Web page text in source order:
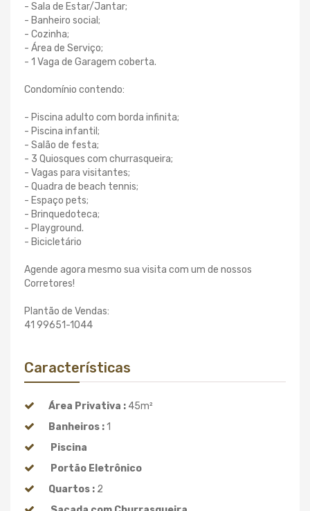
- Sala de Estar/Jantar;
- Banheiro social;
- Cozinha;
- Área de Serviço;
- 1 Vaga de Garagem coberta.
Condomínio contendo:
- Piscina adulto com borda infinita;
- Piscina infantil;
- Salão de festa;
- 3 Quiosques com churrasqueira;
- Vagas para visitantes;
- Quadra de beach tennis;
- Espaço pets;
- Brinquedoteca;
- Playground.
- Bicicletário
Agende agora mesmo sua visita com um de nossos
Corretores!
Plantão de Vendas:
41 99651-1044
Características
Área Privativa : 45m²
Banheiros :1
Piscina
Portão Eletrônico
Quartos : 2